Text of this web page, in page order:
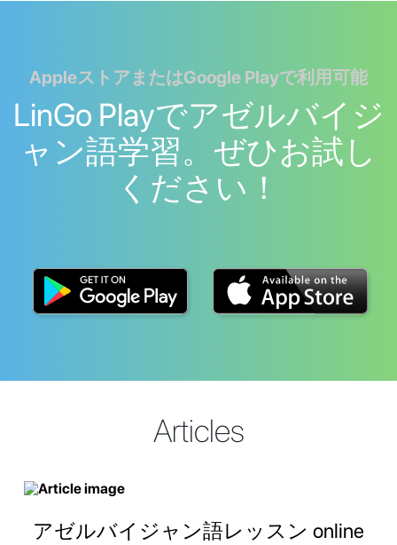
AppleストアまたはGoogle Playで利用可能
LinGo Playでアゼルバイジ
ャン語学習。ぜひお試し
ください！
Articles
アゼルバイジャン語レッスン online